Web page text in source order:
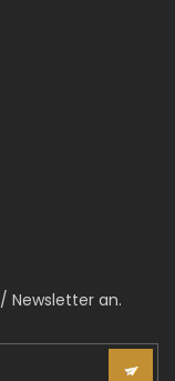
Newsletter an.